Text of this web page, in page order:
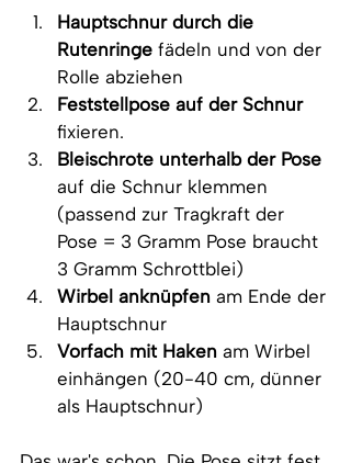
Hauptschnur durch die
Rutenringe fädeln und von der
Rolle abziehen
Feststellpose auf der Schnur
fixieren.
Bleischrote unterhalb der Pose
auf die Schnur klemmen
(passend zur Tragkraft der
Pose = 3 Gramm Pose braucht
3 Gramm Schrottblei)
Wirbel anknüpfen am Ende der
Hauptschnur
Vorfach mit Haken am Wirbel
einhängen (20-40 cm, dünner
als Hauptschnur)